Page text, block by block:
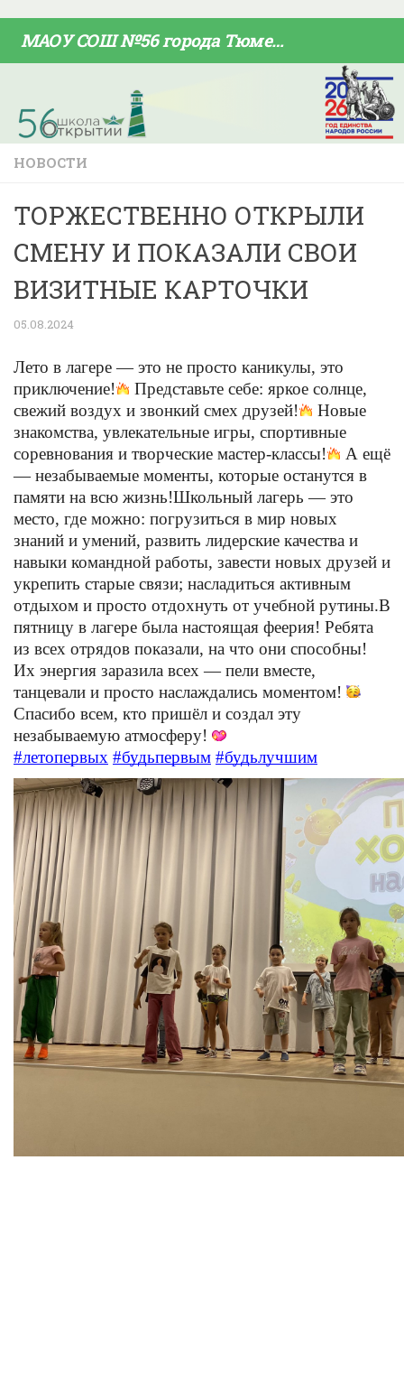
МАОУ СОШ №56 города Тюмени
НОВОСТИ
ТОРЖЕСТВЕННО ОТКРЫЛИ
СМЕНУ И ПОКАЗАЛИ СВОИ
ВИЗИТНЫЕ КАРТОЧКИ
05.08.2024
Лето в лагере — это не просто каникулы, это
приключение!
Представьте себе: яркое солнце,
свежий воздух и звонкий смех друзей!
Новые
знакомства, увлекательные игры, спортивные
соревнования и творческие мастер-классы!
А ещё
— незабываемые моменты, которые останутся в
памяти на всю жизнь!Школьный лагерь — это
место, где можно: погрузиться в мир новых
знаний и умений, развить лидерские качества и
навыки командной работы, завести новых друзей и
укрепить старые связи; насладиться активным
отдыхом и просто отдохнуть от учебной рутины.В
пятницу в лагере была настоящая феерия! Ребята
из всех отрядов показали, на что они способны!
Их энергия заразила всех — пели вместе,
танцевали и просто наслаждались моментом!
Спасибо всем, кто пришёл и создал эту
незабываемую атмосферу!
#летопервых #будьпервым #будьлучшим